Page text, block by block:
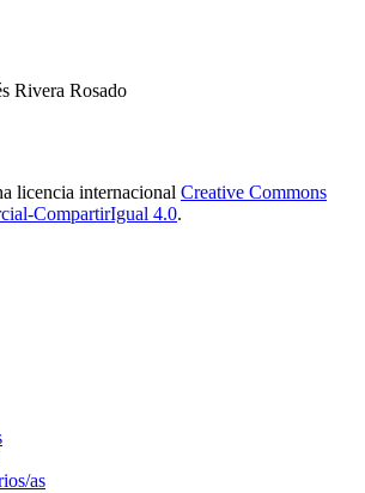
Rivera Rosado
licencia internacional Creative Commons
CompartirIgual 4.0.
as